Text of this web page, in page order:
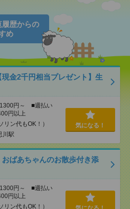
履歴からの
め
金2千円相当プレゼント】生
1300円～ ■週払い
円以上
ン代もOK！）
川駅
気になる！
おばあちゃんのお散歩付き添
1300円～ ■週払い
円以上
ン代もOK！）